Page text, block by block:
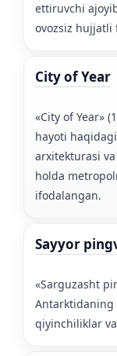
ettiruvchi
ovozsiz hujjatli
City of Year
«City of Year»
hayoti
arxitekturasi
holda
ifodalangan.
Sayyor
«Sarguzasht
Antarktidaning
qiyinchiliklar